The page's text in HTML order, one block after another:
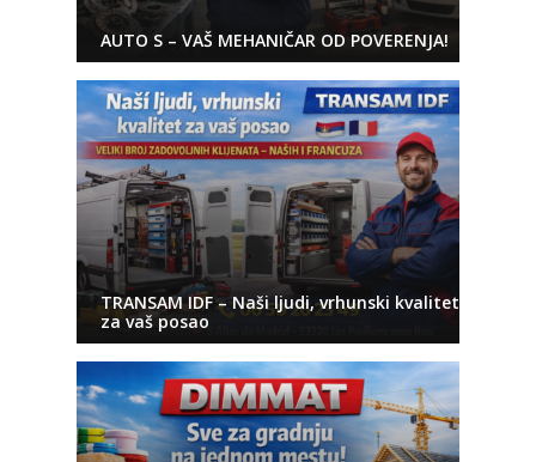
AUTO S – VAŠ MEHANIČAR OD POVERENJA!
TRANSAM IDF – Naši ljudi, vrhunski kvalitet
za vaš posao